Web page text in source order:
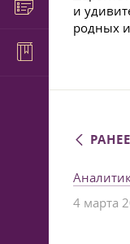
и
родных
РАНЕЕ
4 марта